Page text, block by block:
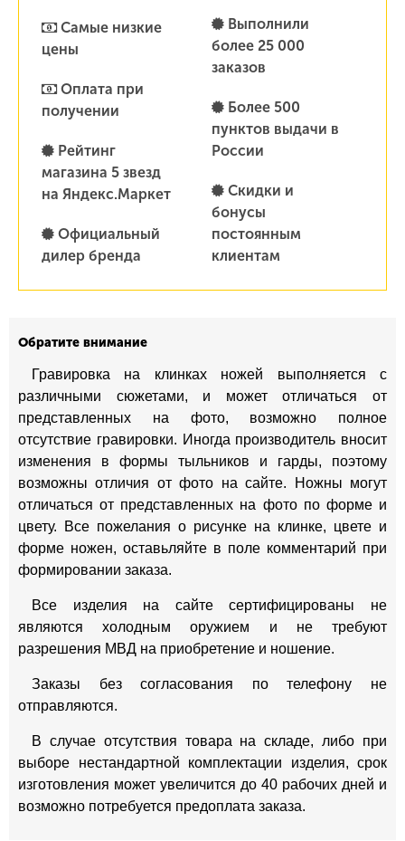
Самые низкие
цены
Оплата при
получении
Рейтинг
магазина 5 звезд
на Яндекс.Маркет
Официальный
дилер бренда
Выполнили
более 25 000
заказов
Более 500
пунктов выдачи в
России
Скидки и
бонусы
постоянным
клиентам
Обратите внимание
Гравировка на клинках ножей выполняется с
различными сюжетами, и может отличаться от
представленных на фото, возможно полное
отсутствие гравировки. Иногда производитель вносит
изменения в формы тыльников и гарды, поэтому
возможны отличия от фото на сайте. Ножны могут
отличаться от представленных на фото по форме и
цвету. Все пожелания о рисунке на клинке, цвете и
форме ножен, оставьляйте в поле комментарий при
формировании заказа.
Все изделия на сайте сертифицированы не
являются холодным оружием и не требуют
разрешения МВД на приобретение и ношение.
Заказы без согласования по телефону не
отправляются.
В случае отсутствия товара на складе, либо при
выборе нестандартной комплектации изделия, срок
изготовления может увеличится до 40 рабочих дней и
возможно потребуется предоплата заказа.